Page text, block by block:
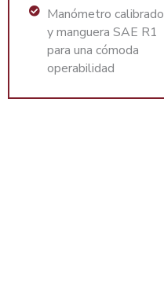
Manómetro calibrado
y manguera SAE R1
para una cómoda
operabilidad